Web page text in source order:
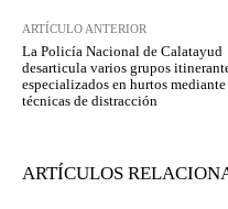
ARTÍCULO ANTERIOR
La Policía Nacional de Calatayud
desarticula varios grupos
especializados en hurtos mediante
técnicas de distracción
ARTÍCULOS